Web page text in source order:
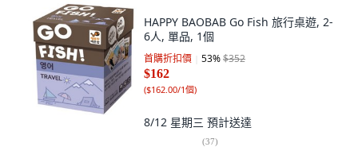
HAPPY BAOBAB Go Fish 旅行桌遊, 2-
6人, 單品, 1個
首購折扣價 53%$352
$162
($162.00/1個)
8/12 星期三 預計送達
(37)